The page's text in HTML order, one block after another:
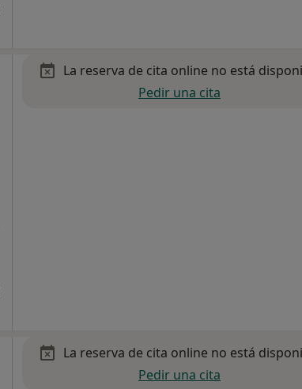
La reserva de cita online no está
Pedir una cita
La reserva de cita online no está
Pedir una cita